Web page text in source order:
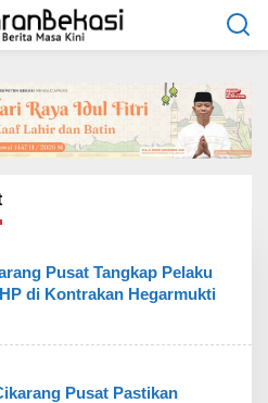
Pusat Tangkap Pelaku
di Kontrakan Hegarmukti
Pusat Pastikan